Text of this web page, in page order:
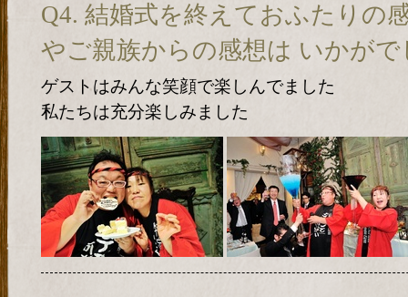
Q4. 結婚式を終えておふたりの
やご親族からの感想は いかが
ゲストはみんな笑顔で楽しんでました
私たちは充分楽しみました